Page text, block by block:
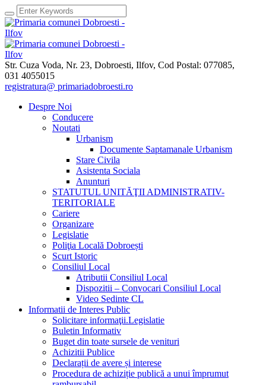
Str. Cuza Voda, Nr. 23, Dobroesti, Ilfov, Cod Postal: 077085,
031 4055015
registratura@ primariadobroesti.ro
Despre Noi
Conducere
Noutati
Urbanism
Documente Saptamanale Urbanism
Stare Civila
Asistenta Sociala
Anunturi
STATUTUL UNITĂŢII ADMINISTRATIV-
TERITORIALE
Cariere
Organizare
Legislatie
Poliţia Locală Dobroești
Scurt Istoric
Consiliul Local
Atributii Consiliul Local
Dispozitii – Convocari Consiliul Local
Video Sedinte CL
Informatii de Interes Public
Solicitare informaţii.Legislatie
Buletin Informativ
Buget din toate sursele de venituri
Achizitii Publice
Declarații de avere și interese
Procedura de achiziție publică a unui împrumut